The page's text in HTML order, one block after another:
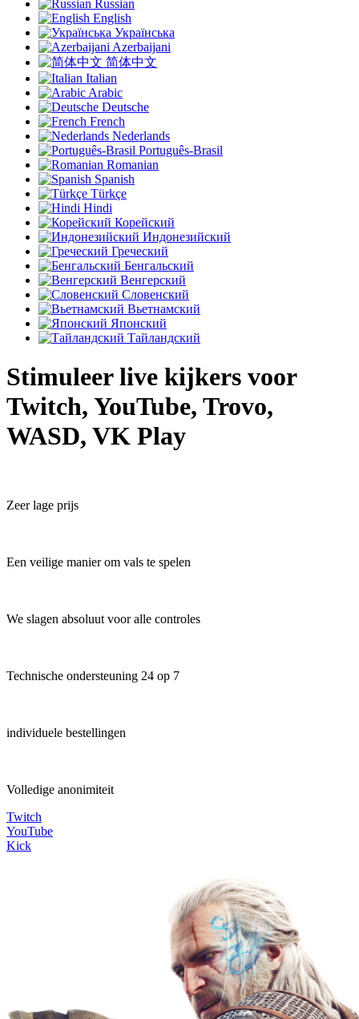
Russian
English
Українська
Azerbaijani
简体中文
Italian
Arabic
Deutsche
French
Nederlands
Português-Brasil
Romanian
Spanish
Türkçe
Hindi
Корейский
Индонезийский
Греческий
Бенгальский
Венгерский
Словенский
Вьетнамский
Японский
Тайландский
Stimuleer live kijkers voor
Twitch, YouTube, Trovo,
WASD, VK Play
Zeer lage prijs
Een veilige manier om vals te spelen
We slagen absoluut voor alle controles
Technische ondersteuning 24 op 7
individuele bestellingen
Volledige anonimiteit
Twitch
YouTube
Kick